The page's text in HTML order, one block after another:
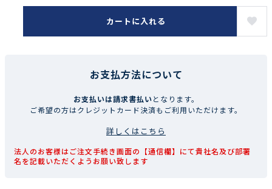
カートに入れる
お支払方法について
お支払いは請求書払いとなります。
ご希望の方はクレジットカード決済もご利用いただけます。
詳しくはこちら
法人のお客様はご注文手続き画面の【通信欄】にて貴社名及び部署
名を記載いただくようお願い致します